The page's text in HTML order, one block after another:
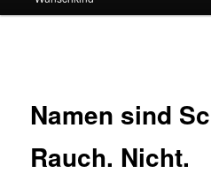
Namen sind
Rauch. Nicht.